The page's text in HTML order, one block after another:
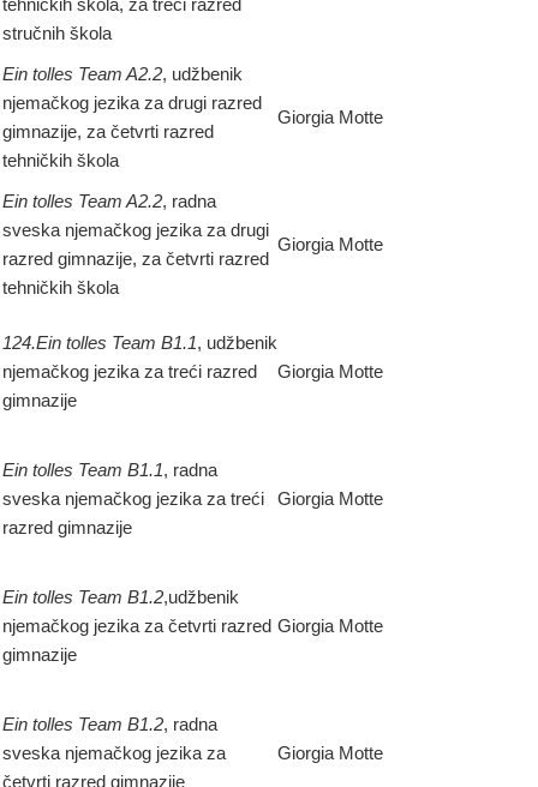
tehničkih škola, za treći razred
stručnih škola
Ein tolles Team A2.2, udžbenik
njemačkog jezika za drugi razred
gimnazije, za četvrti razred
tehničkih škola
Giorgia Motte
Ein tolles Team A2.2, radna
sveska njemačkog jezika za drugi
razred gimnazije, za četvrti razred
tehničkih škola
Giorgia Motte
124.Ein tolles Team B1.1, udžbenik
njemačkog jezika za treći razred
gimnazije
Giorgia Motte
Ein tolles Team B1.1, radna
sveska njemačkog jezika za treći
razred gimnazije
Giorgia Motte
Ein tolles Team B1.2,udžbenik
njemačkog jezika za četvrti razred
gimnazije
Giorgia Motte
Ein tolles Team B1.2, radna
sveska njemačkog jezika za
četvrti razred gimnazije
Giorgia Motte